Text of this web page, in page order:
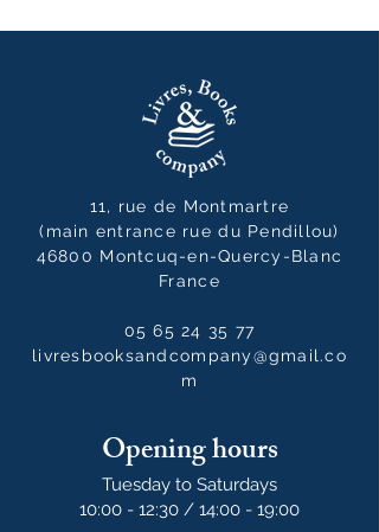
11, rue de Montmartre
(main entrance rue du Pendillou)
46800 Montcuq-en-Quercy-Blanc
France
05 65 24 35 77
livresbooksandcompany@gmail.co
m
Opening hours
Tuesday to Saturdays
10:00 - 12:30 / 14:00 - 19:00